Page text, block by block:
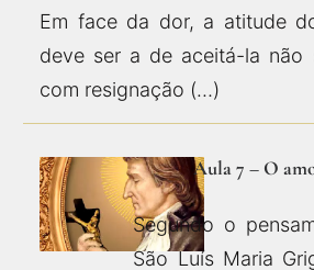
Em face da dor, a atitude
deve ser a de aceitá-la não
com resignação (…)
Aula 7 – O
Segundo o
São Luís Maria